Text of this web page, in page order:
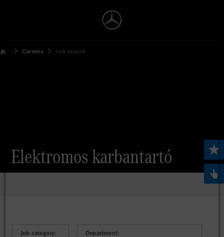
Careers Job search
Elektromos karbantartó
Job category: Department: